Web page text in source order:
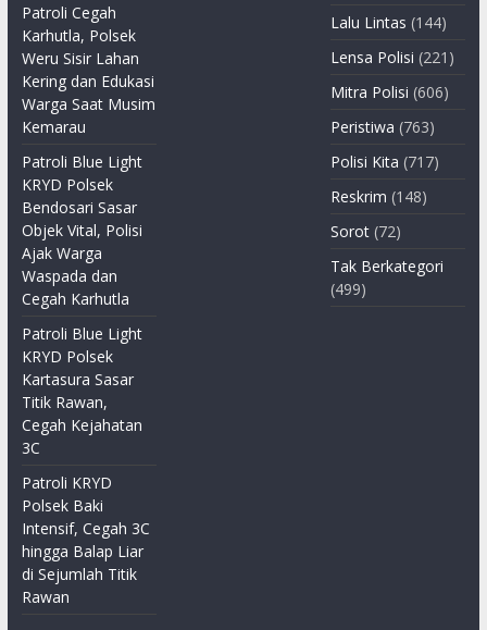
Patroli Cegah
Karhutla, Polsek
Weru Sisir Lahan
Kering dan Edukasi
Warga Saat Musim
Kemarau
Patroli Blue Light
KRYD Polsek
Bendosari Sasar
Objek Vital, Polisi
Ajak Warga
Waspada dan
Cegah Karhutla
Patroli Blue Light
KRYD Polsek
Kartasura Sasar
Titik Rawan,
Cegah Kejahatan
3C
Patroli KRYD
Polsek Baki
Intensif, Cegah 3C
hingga Balap Liar
di Sejumlah Titik
Rawan
Lalu Lintas (144)
Lensa Polisi (221)
Mitra Polisi (606)
Peristiwa (763)
Polisi Kita (717)
Reskrim (148)
Sorot (72)
Tak Berkategori
(499)